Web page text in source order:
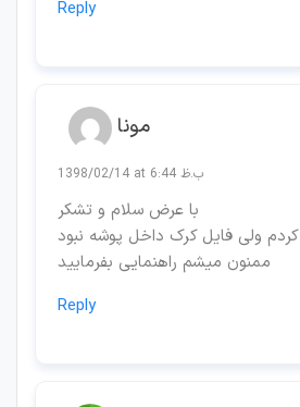
Reply
مونا
1398/02/14 at 6:44 ب.ظ
با عرض سلام و تشکر
کردم ولی فایل کرک داخل پوشه نبود
ممنون میشم راهنمایی بفرمایید
Reply